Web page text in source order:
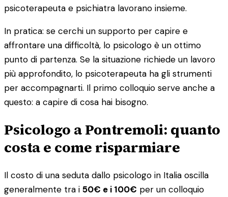
psicoterapeuta e psichiatra lavorano insieme.
In pratica: se cerchi un supporto per capire e
affrontare una difficoltà, lo psicologo è un ottimo
punto di partenza. Se la situazione richiede un lavoro
più approfondito, lo psicoterapeuta ha gli strumenti
per accompagnarti. Il primo colloquio serve anche a
questo: a capire di cosa hai bisogno.
Psicologo a Pontremoli: quanto
costa e come risparmiare
Il costo di una seduta dallo psicologo in Italia oscilla
generalmente tra i 50€ e i 100€ per un colloquio